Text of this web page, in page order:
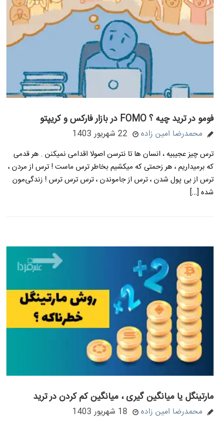
فومو در ترید چیه ؟ FOMO در بازار فارکس و کریپتو
محمدرضا امین زاده 22 شهریور 1403
ترس چیز عجیبیه ، انسان ها تا نترسن اصولا اقدامی نمیکنن . هر قدمی
که برمیداریم ، هر زحمتی که میکشیم بخاطر ترس ماست ! ترس از مردن ،
ترس از بی پول شدن ، ترس از جاموندن ، ترس ترس ترس ! زندگی‌مون
شده […]
مارتینگل یا میانگین گیری ، میانگین کم کردن در ترید
محمدرضا امین زاده 18 شهریور 1403